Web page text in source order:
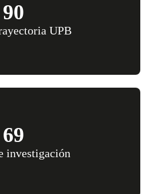
90
UPB
69
investigación